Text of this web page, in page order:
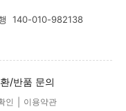
140-010-982138
/반품 문의
인 이용약관